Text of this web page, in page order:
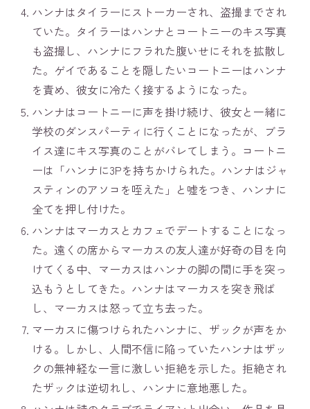
ハンナはタイラーにストーカーされ、盗撮までされ
ていた。タイラーはハンナとコートニーのキス写真
も盗撮し、ハンナにフラれた腹いせにそれを拡散し
た。ゲイであることを隠したいコートニーはハンナ
を責め、彼女に冷たく接するようになった。
ハンナはコートニーに声を掛け続け、彼女と一緒に
学校のダンスパーティに行くことになったが、ブラ
イス達にキス写真のことがバレてしまう。コートニ
ーは「ハンナに3Pを持ちかけられた。ハンナはジャ
スティンのアソコを咥えた」と嘘をつき、ハンナに
全てを押し付けた。
ハンナはマーカスとカフェでデートすることになっ
た。遠くの席からマーカスの友人達が好奇の目を向
けてくる中、マーカスはハンナの脚の間に手を突っ
込もうとしてきた。ハンナはマーカスを突き飛ば
し、マーカスは怒って立ち去った。
マーカスに傷つけられたハンナに、ザックが声をか
ける。しかし、人間不信に陥っていたハンナはザッ
クの無神経な一言に激しい拒絶を示した。拒絶され
たザックは逆切れし、ハンナに意地悪した。